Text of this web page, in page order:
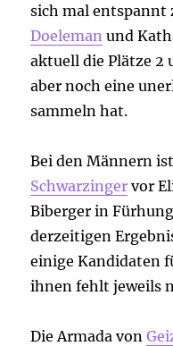
sich mal
Doeleman und
aktuell die Plätze 2
aber noch eine
sammeln hat.
Bei den Männern
Schwarzinger vor
Biberger in
derzeitigen
einige Kandidaten
ihnen fehlt jeweils
Die Armada von